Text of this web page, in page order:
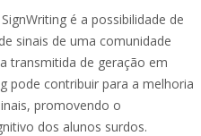
é a possibilidade de
sinais de uma comunidade
transmitida de geração em
pode contribuir para a melhoria
promovendo o
dos alunos surdos.